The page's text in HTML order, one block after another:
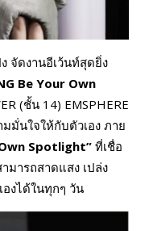
จัดงานอีเว้นท์สุดยิ่ง
Be Your Own
(ชั้น 14) EMSPHERE
มั่นใจให้กับตัวเอง ภาย
Spotlight”ที่เชื่อ
ารถสาดแสง เปล่ง
งได้ในทุกๆ วัน